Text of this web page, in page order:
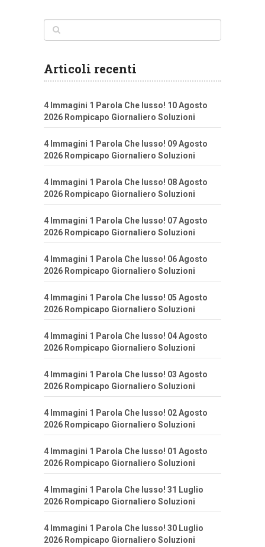
Articoli recenti
4 Immagini 1 Parola Che lusso! 10 Agosto
2026 Rompicapo Giornaliero Soluzioni
4 Immagini 1 Parola Che lusso! 09 Agosto
2026 Rompicapo Giornaliero Soluzioni
4 Immagini 1 Parola Che lusso! 08 Agosto
2026 Rompicapo Giornaliero Soluzioni
4 Immagini 1 Parola Che lusso! 07 Agosto
2026 Rompicapo Giornaliero Soluzioni
4 Immagini 1 Parola Che lusso! 06 Agosto
2026 Rompicapo Giornaliero Soluzioni
4 Immagini 1 Parola Che lusso! 05 Agosto
2026 Rompicapo Giornaliero Soluzioni
4 Immagini 1 Parola Che lusso! 04 Agosto
2026 Rompicapo Giornaliero Soluzioni
4 Immagini 1 Parola Che lusso! 03 Agosto
2026 Rompicapo Giornaliero Soluzioni
4 Immagini 1 Parola Che lusso! 02 Agosto
2026 Rompicapo Giornaliero Soluzioni
4 Immagini 1 Parola Che lusso! 01 Agosto
2026 Rompicapo Giornaliero Soluzioni
4 Immagini 1 Parola Che lusso! 31 Luglio
2026 Rompicapo Giornaliero Soluzioni
4 Immagini 1 Parola Che lusso! 30 Luglio
2026 Rompicapo Giornaliero Soluzioni